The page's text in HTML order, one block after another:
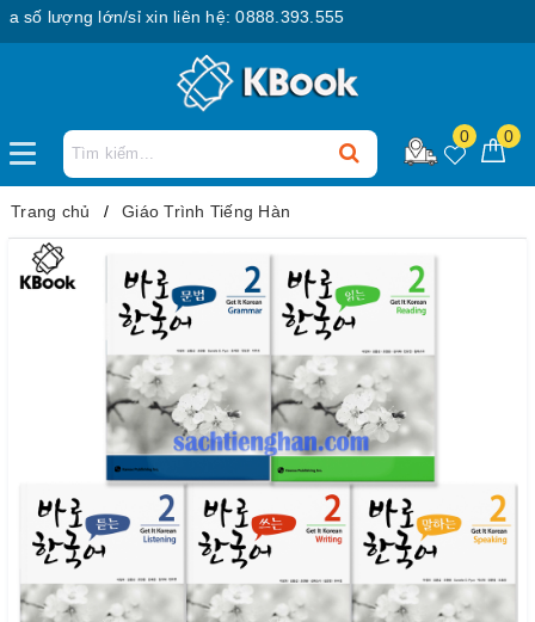
lượng lớn/sỉ xin liên hệ: 0888.393.555
0 0
Trang chủ Giáo Trình Tiếng Hàn